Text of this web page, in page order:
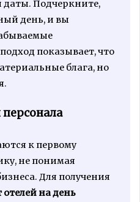
Подчеркните,
день, и вы
показывает, что
блага, но
персонала
к первому
не понимая
Для получения
отелей на день